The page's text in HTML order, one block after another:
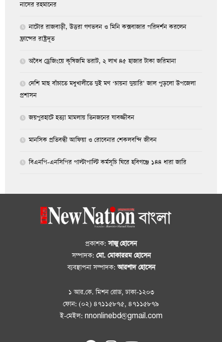
নাসের রহমানের
নাটোর রাজবাড়ী, উত্তরা গণভবন ও মিনি কক্সবাজার পরিদর্শন করলেন
ফ্রান্সের রাষ্ট্রদূত
অবৈধ ড্রেজিংয়ে কৃষিজমি ভরাট, ২ লাখ ৪৫ হাজার টাকা জরিমানা
দেশি মাছ বাঁচাতে মধুখালীতে দুই মণ ‘চায়না দুয়ারি’ জাল পুড়লো উপজেলা
প্রশাসন
জয়পুরহাটে হত্যা মামলায় তিনজনের যাবজ্জীবন
মানসিক প্রতিবন্ধী আফিয়া ও রোবেনার শেকলবন্দি জীবন
বিএনপি-এনসিপির পাল্টাপাল্টি কর্মসূচি ঘিরে হবিগঞ্জে ১৪৪ ধারা জারি
প্রকাশক:সাজু হোসেন
সম্পাদক: মো. মোকাররম হোসেন
ব্যবস্থাপনা সম্পাদক:আরশাদ হোসেন
১ আর.কে. মিশন রোড, ঢাকা-১২০৩
ফোন: (০২) ৪৭১১৫৮৭৫, ৪৭১১৫৮৭৯
ই-মেইল: nnonlinebd@gmail.com